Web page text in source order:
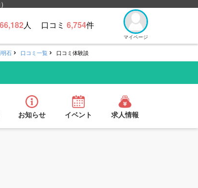
66,182人 口コミ 6,754件
マイページ
石 口コミ一覧 口コミ体験談
お知らせ イベント 求人情報